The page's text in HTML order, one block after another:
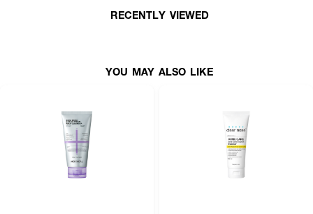
เซราไมด์ 3 ชนิดที่จำเป็นต่อผิว ช่วยเสริมสร้างปราการผิวและรักษาความชุ่มชื้น
ของผิวให้สมดุล
MVE technology ควบคุมและค่อยๆปล่อยสารสำคัญรวมถึงเซราไมด์ อย่างช้าๆ
ต่อเนื่อง ช่วยปกป้องปราการผิว และซึมลงสู่ผิวได้อย่างล้ำลึก
RECENTLY VIEWED
YOU MAY ALSO LIKE